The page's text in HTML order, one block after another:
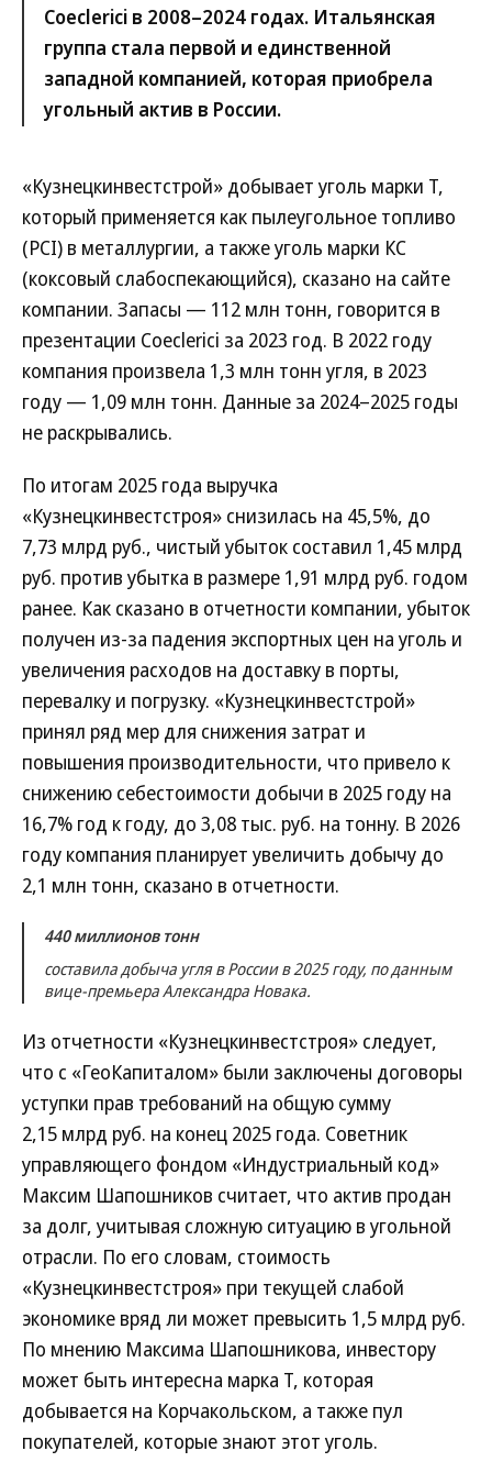
Coeclerici в 2008–2024 годах. Итальянская
группа стала первой и единственной
западной компанией, которая приобрела
угольный актив в России.
«Кузнецкинвестстрой» добывает уголь марки Т,
который применяется как пылеугольное топливо
(PCI) в металлургии, а также уголь марки КС
(коксовый слабоспекающийся), сказано на сайте
компании. Запасы — 112 млн тонн, говорится в
презентации Coeclerici за 2023 год. В 2022 году
компания произвела 1,3 млн тонн угля, в 2023
году — 1,09 млн тонн. Данные за 2024–2025 годы
не раскрывались.
По итогам 2025 года выручка
«Кузнецкинвестстроя» снизилась на 45,5%, до
7,73 млрд руб., чистый убыток составил 1,45 млрд
руб. против убытка в размере 1,91 млрд руб. годом
ранее. Как сказано в отчетности компании, убыток
получен из-за падения экспортных цен на уголь и
увеличения расходов на доставку в порты,
перевалку и погрузку. «Кузнецкинвестстрой»
принял ряд мер для снижения затрат и
повышения производительности, что привело к
снижению себестоимости добычи в 2025 году на
16,7% год к году, до 3,08 тыс. руб. на тонну. В 2026
году компания планирует увеличить добычу до
2,1 млн тонн, сказано в отчетности.
440 миллионов тонн
составила добыча угля в России в 2025 году, по данным
вице-премьера Александра Новака.
Из отчетности «Кузнецкинвестстроя» следует,
что с «ГеоКапиталом» были заключены договоры
уступки прав требований на общую сумму
2,15 млрд руб. на конец 2025 года. Советник
управляющего фондом «Индустриальный код»
Максим Шапошников считает, что актив продан
за долг, учитывая сложную ситуацию в угольной
отрасли. По его словам, стоимость
«Кузнецкинвестстроя» при текущей слабой
экономике вряд ли может превысить 1,5 млрд руб.
По мнению Максима Шапошникова, инвестору
может быть интересна марка Т, которая
добывается на Корчакольском, а также пул
покупателей, которые знают этот уголь.